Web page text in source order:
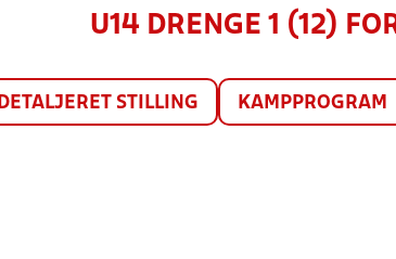
U14 DRENGE 1 (12)
DETALJERET STILLING KAMPPROGRAM